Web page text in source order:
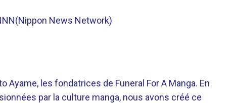
News Network)
Ayame, les fondatrices de Funeral For A Manga. En
par la culture manga, nous avons créé ce